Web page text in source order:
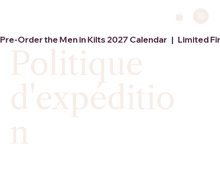
Pre-Order the Men in Kilts 2027 Calendar   |   Limited
Politique
d'expéditio
n